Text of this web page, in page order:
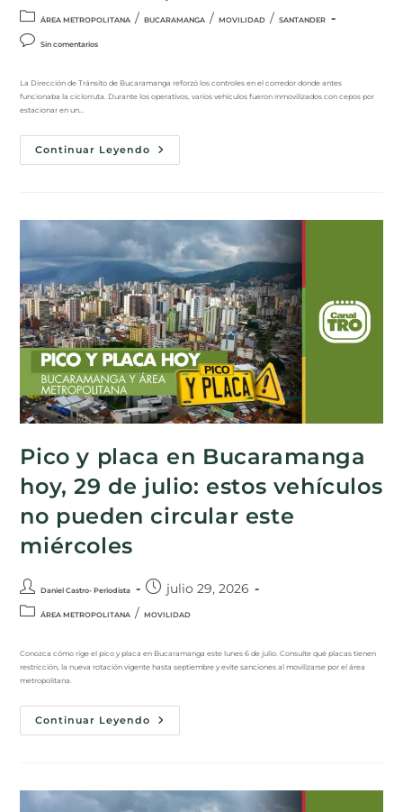
ÁREA METROPOLITANA / BUCARAMANGA / MOVILIDAD / SANTANDER
Sin comentarios
La Dirección de Tránsito de Bucaramanga reforzó los controles en el corredor donde antes
funcionaba la ciclorruta. Durante los operativos, varios vehículos fueron inmovilizados con cepos por
estacionar en un…
Continuar Leyendo
Pico y placa en Bucaramanga
hoy, 29 de julio: estos vehículos
no pueden circular este
miércoles
Daniel Castro- Periodista julio 29, 2026
ÁREA METROPOLITANA / MOVILIDAD
Conozca cómo rige el pico y placa en Bucaramanga este lunes 6 de julio. Consulte qué placas tienen
restricción, la nueva rotación vigente hasta septiembre y evite sanciones al movilizarse por el área
metropolitana.
Continuar Leyendo